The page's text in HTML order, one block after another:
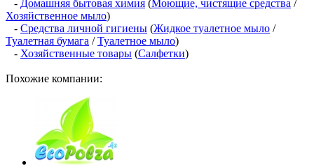
- Домашняя бытовая химия (Моющие, чистящие средства /
Хозяйственное мыло)
- Средства личной гигиены (Жидкое туалетное мыло /
Туалетная бумага /Туалетное мыло)
- Хозяйственные товары (Салфетки)
Похожие компании: